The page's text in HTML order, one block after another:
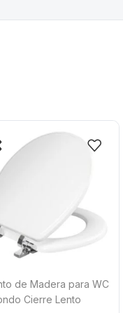
de Madera para WC
Cierre Lento